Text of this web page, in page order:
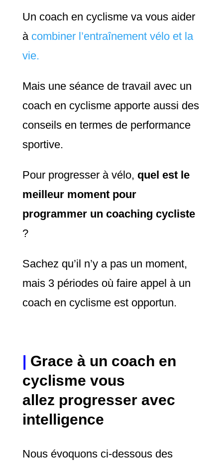
Un coach en cyclisme va vous aider
àcombiner l’entraînement vélo et la
vie.
Mais une séance de travail avec un
coach en cyclisme apporte aussi des
conseils en termes de performance
sportive.
Pour progresser à vélo, quel est le
meilleur moment pour
programmer un coaching cycliste
?
Sachez qu’il n’y a pas un moment,
mais 3 périodes où faire appel à un
coach en cyclisme est opportun.
Grace à un coach en
cyclisme vous
allez progresser avec
intelligence
Nous évoquons ci-dessous des